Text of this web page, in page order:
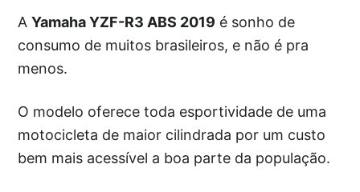
AYamaha YZF-R3 ABS 2019 é sonho de
consumo de muitos brasileiros, e não é pra
menos.
O modelo oferece toda esportividade de uma
motocicleta de maior cilindrada por um custo
bem mais acessível a boa parte da população.